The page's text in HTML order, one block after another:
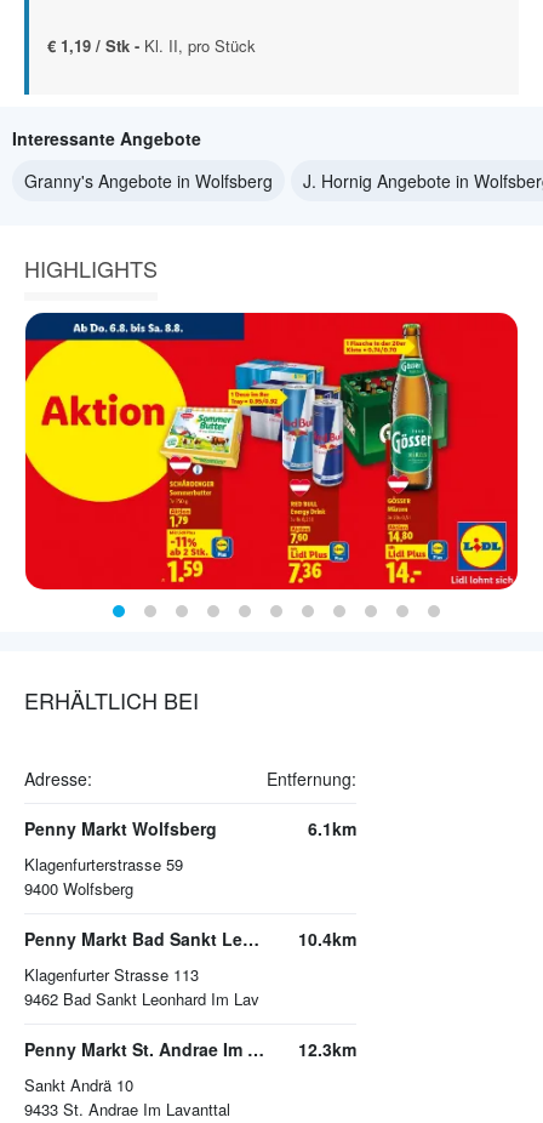
€ 1,19 / Stk - Kl. II, pro Stück
Interessante Angebote
Granny's Angebote in Wolfsberg
J. Hornig Angebote in
HIGHLIGHTS
ERHÄLTLICH BEI
Adresse: Entfernung:
Penny Markt Wolfsberg
Klagenfurterstrasse 59
9400 Wolfsberg
6.1km
Penny Markt Bad Sankt Leonhard Im Lav
Klagenfurter Strasse 113
9462 Bad Sankt Leonhard Im Lav
10.4km
Penny Markt St. Andrae Im Lavanttal
Sankt Andrä 10
9433 St. Andrae Im Lavanttal
12.3km